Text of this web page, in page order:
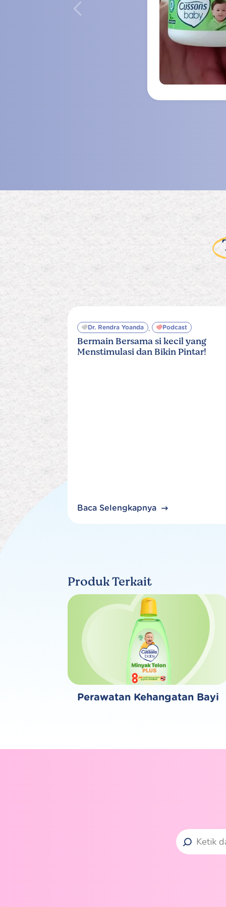
Bermain Bersama si kecil yang
Menstimulasi dan Bikin Pintar!
Dr. Rendra Yoanda , Podcast
Baca Selengkapnya
Produk Terkait
Perawatan Kehangatan Bayi
Search
for:
Search